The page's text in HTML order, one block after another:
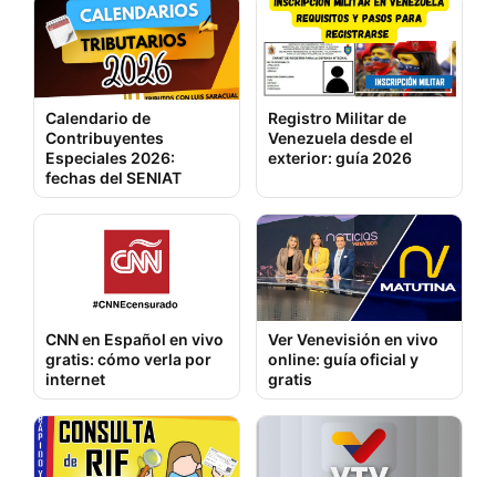
Calendario de
Contribuyentes
Especiales 2026:
fechas del SENIAT
Registro Militar de
Venezuela desde el
exterior: guía 2026
CNN en Español en vivo
gratis: cómo verla por
internet
Ver Venevisión en vivo
online: guía oficial y
gratis